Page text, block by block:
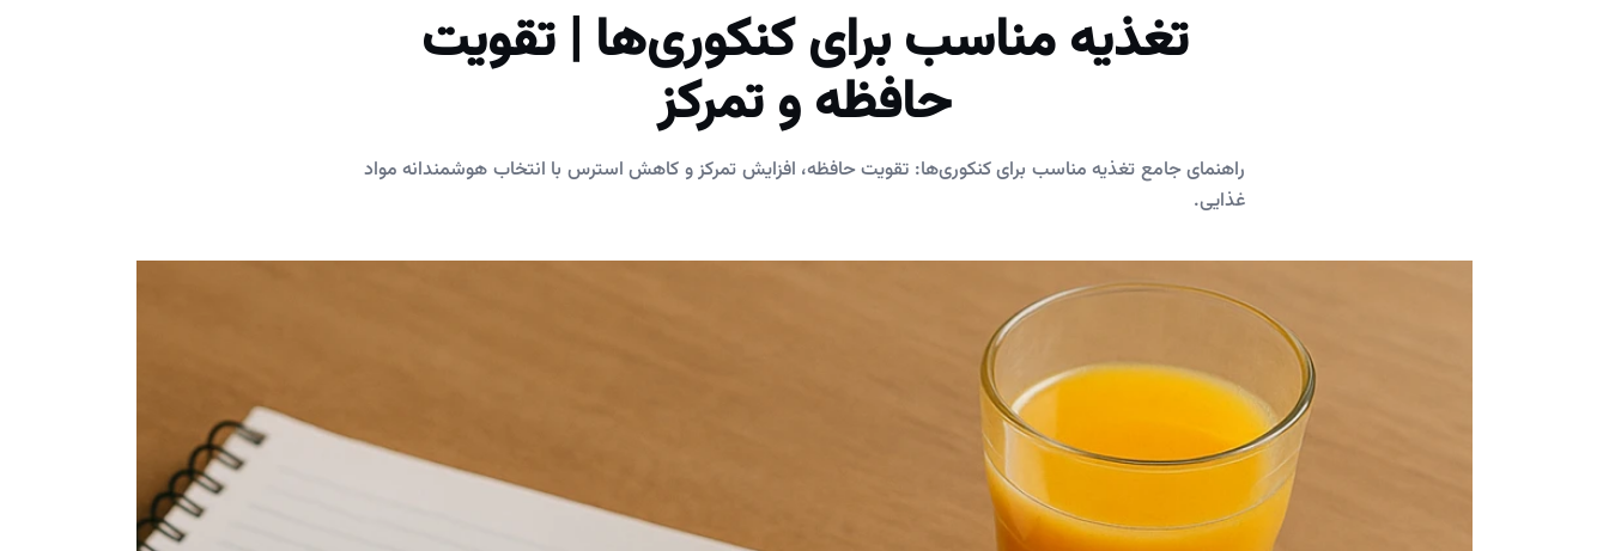
تغذیه مناسب برای کنکوری‌ها | تقویت
حافظه و تمرکز
راهنمای جامع تغذیه مناسب برای کنکوری‌ها: تقویت حافظه، افزایش تمرکز و کاهش استرس با انتخاب هوشمندانه مواد
غذایی.